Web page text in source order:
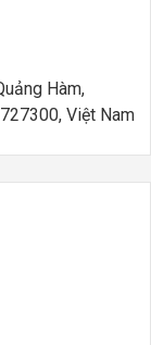
Hàm,
Việt Nam